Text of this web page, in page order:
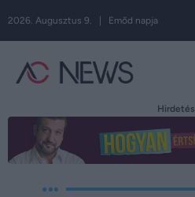
2026. Augusztus 9. | Emőd napja
Hirdetés